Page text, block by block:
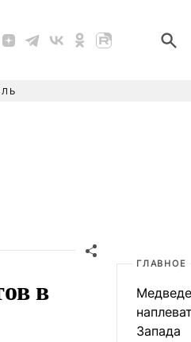
в
ГЛАВНОЕ
Запада